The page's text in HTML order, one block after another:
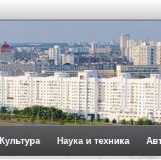
Культура Наука и техника